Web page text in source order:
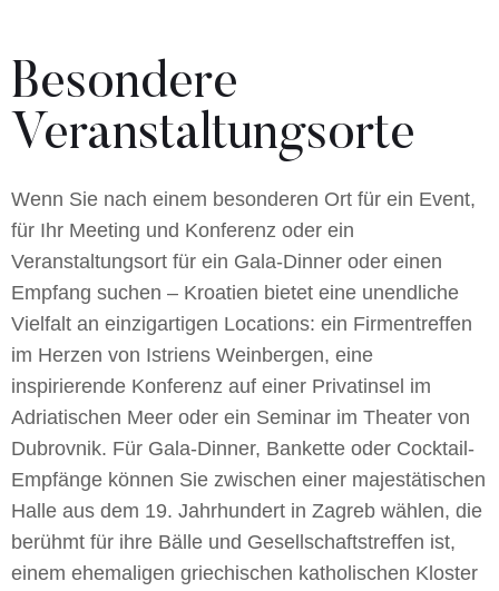
Besondere
Veranstaltungsorte
Wenn Sie nach einem besonderen Ort für ein Event,
für Ihr Meeting und Konferenz oder ein
Veranstaltungsort für ein Gala-Dinner oder einen
Empfang suchen – Kroatien bietet eine unendliche
Vielfalt an einzigartigen Locations: ein Firmentreffen
im Herzen von Istriens Weinbergen, eine
inspirierende Konferenz auf einer Privatinsel im
Adriatischen Meer oder ein Seminar im Theater von
Dubrovnik. Für Gala-Dinner, Bankette oder Cocktail-
Empfänge können Sie zwischen einer majestätischen
Halle aus dem 19. Jahrhundert in Zagreb wählen, die
berühmt für ihre Bälle und Gesellschaftstreffen ist,
einem ehemaligen griechischen katholischen Kloster